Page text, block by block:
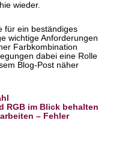
wieder.
für ein beständiges
wichtige Anforderungen
Farbkombination
dabei eine Rolle
Blog-Post näher
RGB im Blick behalten
– Fehler